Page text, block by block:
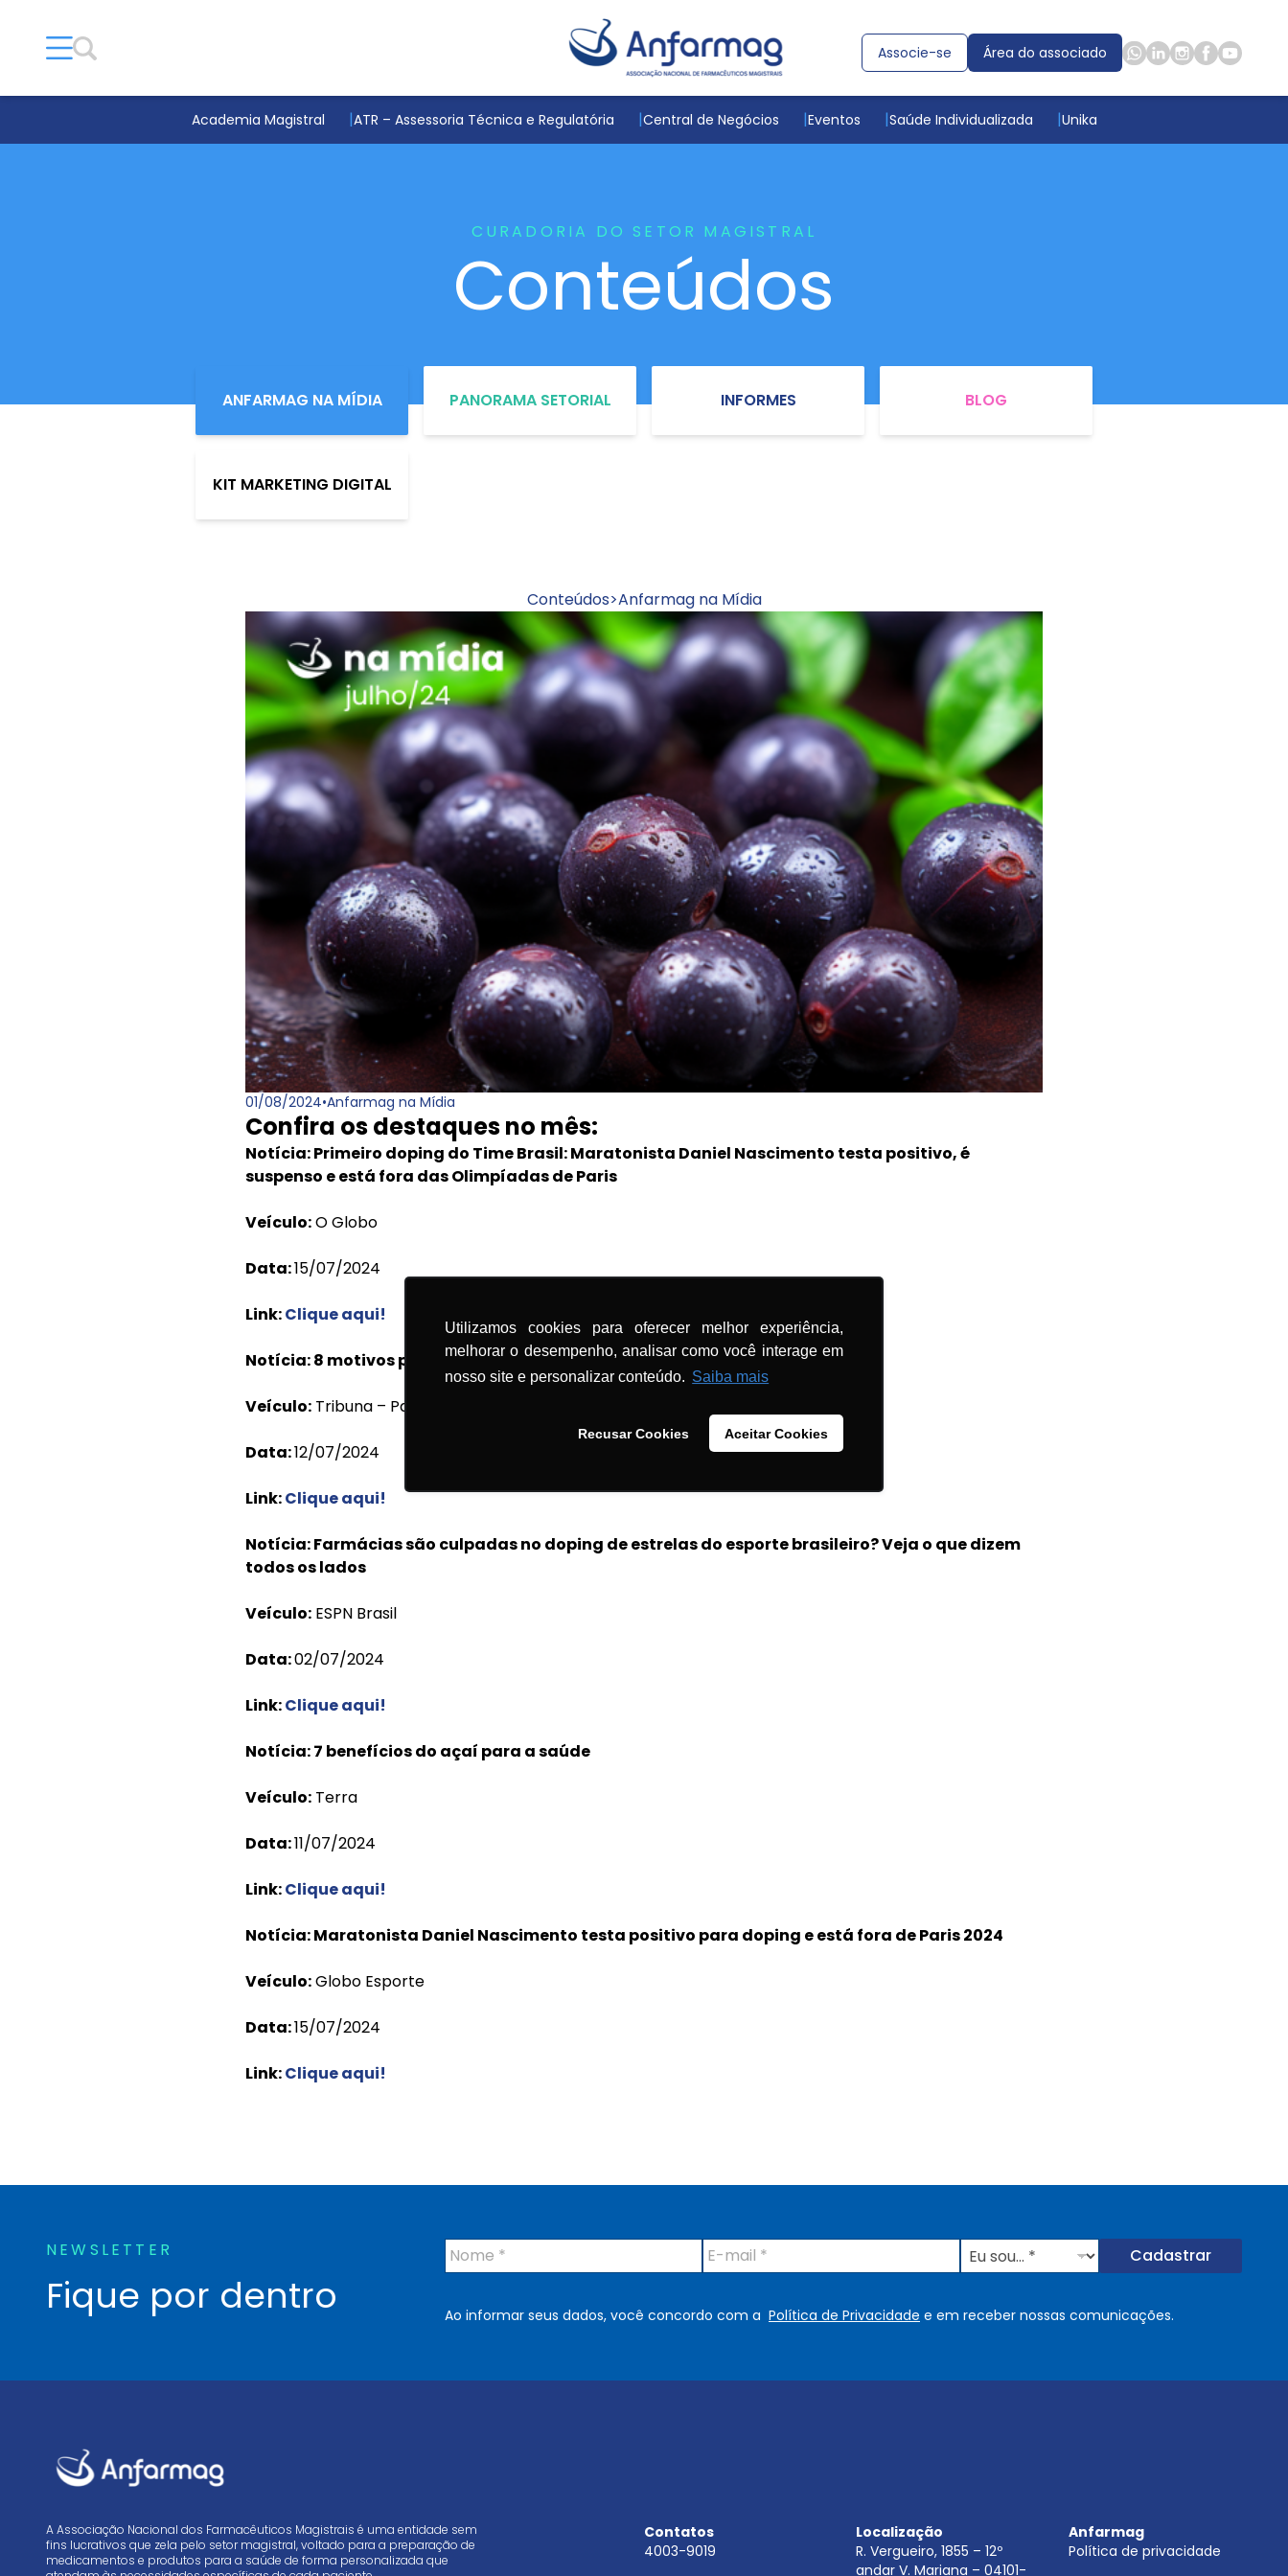
Utilizamos cookies para oferecer melhor experiência,
melhorar o desempenho, analisar como você interage em
nosso site e personalizar conteúdo. Saiba mais
Recusar Cookies Aceitar Cookies
Associe-se Área do associado
Academia Magistral ATR – Assessoria Técnica e Regulatória Central de Negócios Eventos Saúde Individualizada Unika
CURADORIA DO SETOR MAGISTRAL
Conteúdos
ANFARMAG NA MÍDIA PANORAMA SETORIAL INFORMES BLOG
KIT MARKETING DIGITAL
Conteúdos>Anfarmag na Mídia
01/08/2024•Anfarmag na Mídia
Confira os destaques no mês:
Notícia: Primeiro doping do Time Brasil: Maratonista Daniel Nascimento testa positivo, é
suspenso e está fora das Olimpíadas de Paris
Veículo:O Globo
Data:15/07/2024
Link:Clique aqui!
Notícia: 8 motivos para incluir a batata-doce no cardápio
Veículo: Tribuna – Paraná
Data:12/07/2024
Link:Clique aqui!
Notícia: Farmácias são culpadas no doping de estrelas do esporte brasileiro? Veja o que dizem
todos os lados
Veículo: ESPN Brasil
Data:02/07/2024
Link:Clique aqui!
Notícia: 7 benefícios do açaí para a saúde
Veículo: Terra
Data:11/07/2024
Link:Clique aqui!
Notícia: Maratonista Daniel Nascimento testa positivo para doping e está fora de Paris 2024
Veículo:Globo Esporte
Data:15/07/2024
Link:Clique aqui!
NEWSLETTER
Fique por dentro
N
o
*
E
-
i
E
u
u
Cadastrar
Ao informar seus dados, você concordo com a Política de Privacidade e em receber nossas comunicações.
A Associação Nacional dos Farmacêuticos Magistrais é uma entidade sem
fins lucrativos que zela pelo setor magistral, voltado para a preparação de
medicamentos e produtos para a saúde de forma personalizada que
Contatos
4003-9019
Localização
R. Vergueiro, 1855 – 12º
andar V. Mariana – 04101-
Anfarmag
Política de privacidade